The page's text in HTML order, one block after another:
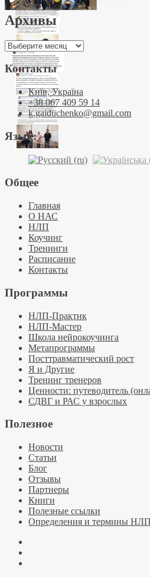
Архивы
Архивы
Контакты
Київ, Україна
+38 067 409 59 14
k.gaiduchenko@gmail.com
Язык:
Общее
Главная
О НАС
НЛП
Коучинг
Тренинги
Расписание
Контакты
Программы
НЛП-Практик
НЛП-Мастер
Школа нейрокоучинга
Метапрограммы
Посттравматический рост
Я и Другие
Тренинг тренеров
Ценности: путеводитель
СДВГ и РАС у взрослых
Полезное
Новости
Статьи
Блог
Отзывы
Партнеры
Книги
Полезные ссылки
Определения и термины НЛП